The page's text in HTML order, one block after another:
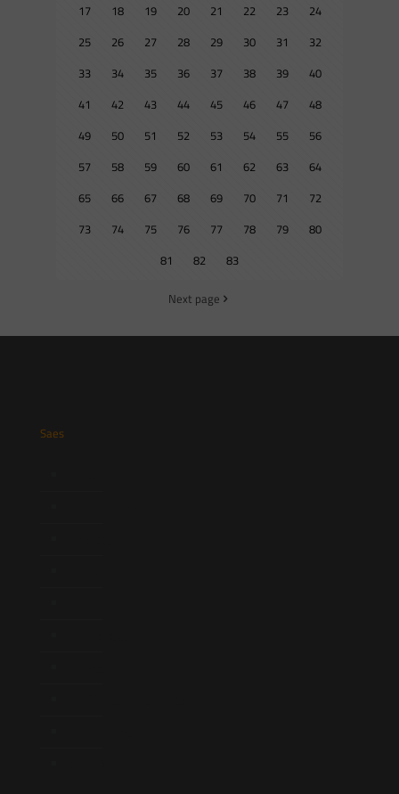
17
18 19 20 21 22 23
24
25
26 27 28 29 30 31
32
33
34 35 36 37 38 39
40
41
42 43 44 45 46 47
48
49
50 51 52 53 54 55
56
57
58 59 60 61 62 63
64
65
66 67 68 69 70 71
72
73
74 75 76 77 78 79
80
81
82 83
Next page
Saes